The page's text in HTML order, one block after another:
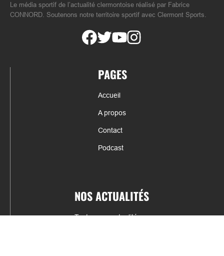
Le média sportif de l’actualité clermontoise réalisé par Fabrice
CONNORD. Soutenons notre territoire sportif avec Clermont Sports.
PAGES
Accueil
A propos
Contact
Podcast
NOS ACTUALITÉS
Toutes nos actualités